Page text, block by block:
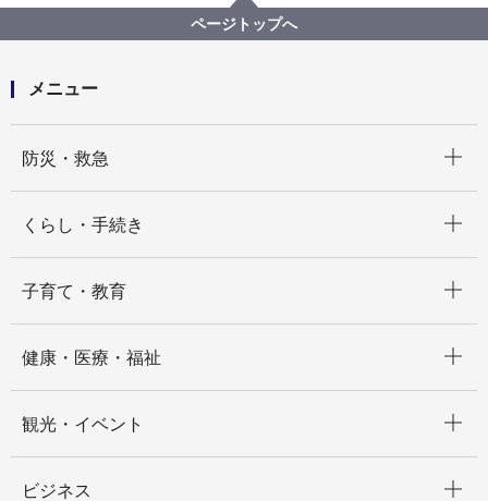
【入札結果公表】【公募型指名競争入札】瀬谷駅南口
駅前における太陽光発電及び蓄電池を活用した イルミ
ページトップへ
メニュー
防災・救急
くらし・手続き
子育て・教育
健康・医療・福祉
観光・イベント
ビジネス